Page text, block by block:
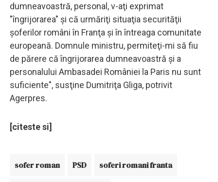
dumneavoastră, personal, v-aţi exprimat
"îngrijorarea" şi că urmăriţi situaţia securităţii
şoferilor români în Franţa şi în întreaga comunitate
europeană. Domnule ministru, permiteţi-mi să fiu
de părere că îngrijorarea dumneavoastră şi a
personalului Ambasadei României la Paris nu sunt
suficiente", susţine Dumitriţa Gliga, potrivit
Agerpres.
[citeste si]
sofer roman PSD soferi romani franta